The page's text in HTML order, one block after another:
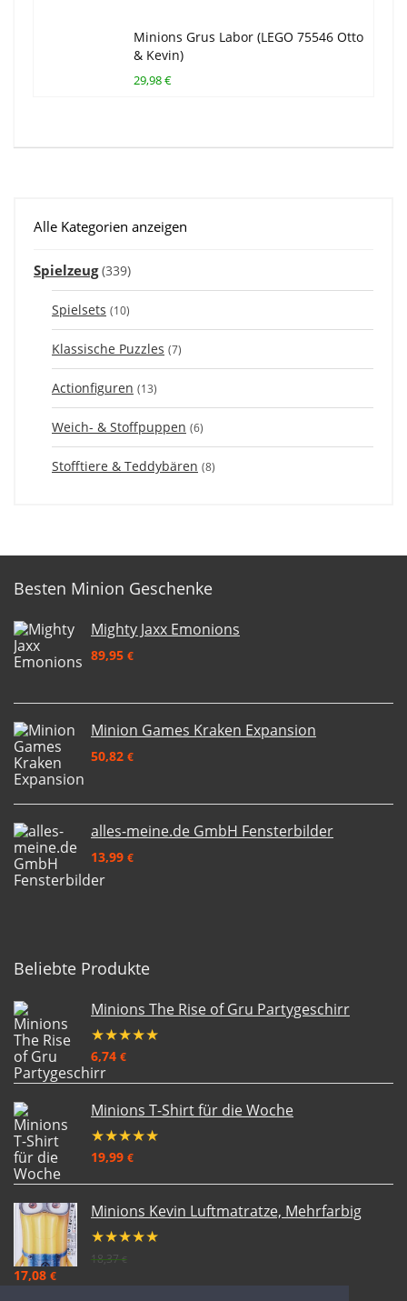
Minions Grus Labor (LEGO 75546 Otto
& Kevin)
29,98 €
Alle Kategorien anzeigen
Spielzeug (339)
Spielsets (10)
Klassische Puzzles (7)
Actionfiguren (13)
Weich- & Stoffpuppen (6)
Stofftiere & Teddybären (8)
Besten Minion Geschenke
Mighty Jaxx Emonions
89,95 €
Minion Games Kraken Expansion
50,82 €
alles-meine.de GmbH Fensterbilder
13,99 €
Beliebte Produkte
Minions The Rise of Gru Partygeschirr
★★★★★
6,74 €
Minions T-Shirt für die Woche
★★★★★
19,99 €
Minions Kevin Luftmatratze, Mehrfarbig
★★★★★
18,37€
17,08 €